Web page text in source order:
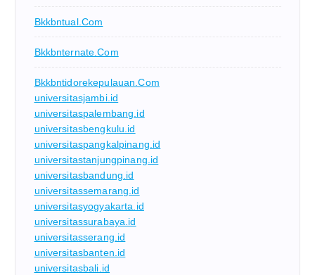
Bkkbntual.com
Bkkbnternate.com
Bkkbntidorekepulauan.com
universitasjambi.id
universitaspalembang.id
universitasbengkulu.id
universitaspangkalpinang.id
universitastanjungpinang.id
universitasbandung.id
universitassemarang.id
universitasyogyakarta.id
universitassurabaya.id
universitasserang.id
universitasbanten.id
universitasbali.id